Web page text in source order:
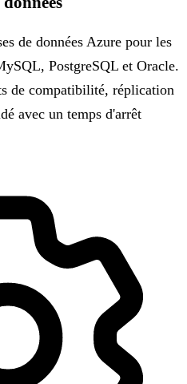
de données Azure pour les
PostgreSQL et Oracle.
de compatibilité, réplication
avec un temps d'arrêt